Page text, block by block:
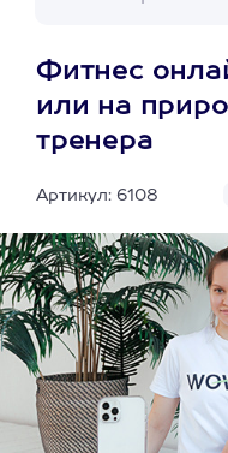
Фитнес
или на
тренера
Артикул: 6108